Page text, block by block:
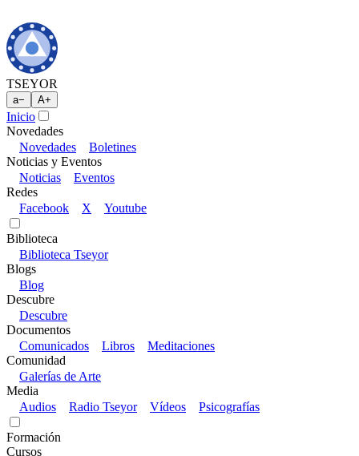
TSEYOR
a− A+
Inicio
Novedades
Novedades
Boletines
Noticias y Eventos
Noticias
Eventos
Redes
Facebook
X Youtube
Biblioteca
Biblioteca Tseyor
Blogs
Blog
Descubre
Descubre
Documentos
Comunicados
Libros
Meditaciones
Comunidad
Galerías de Arte
Media
Audios
Radio Tseyor Vídeos Psicografías
Formación
Cursos